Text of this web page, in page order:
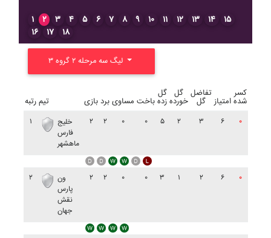
۱ ۲ ۳ ۴ ۵ ۶ ۷ ۸ ۹ ۱۰ ۱۱ ۱۲ ۱۳ ۱۴
۱۵
۱۶
۱۷ ۱۸
رتبه تیم بازی برد مساوی باخت
گل
زده
گل
خورده
تفاضل
گل امتیاز
کسر
شده
۱
خليج
فارس
ماهشهر
۲ ۲ ۰ ۰ ۵ ۲ ۳ ۶ ۰
۲
ون
پارس
نقش
جهان
۲ ۲ ۰ ۰ ۳ ۱ ۲ ۶ ۰